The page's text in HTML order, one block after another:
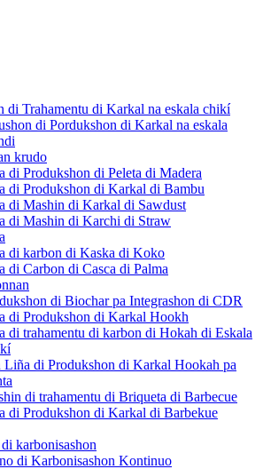
di Trahamentu di Karkal na eskala chikí
di Pordukshon di Karkal na eskala
krudo
di Produkshon di Peleta di Madera
di Produkshon di Karkal di Bambu
di Mashin di Karkal di Sawdust
di Mashin di Karchi di Straw
di karbon di Kaska di Koko
di Carbon di Casca di Palma
di Biochar pa Integrashon di CDR
di Produkshon di Karkal Hookh
di trahamentu di karbon di Hokah di Eskala
Liña di Produkshon di Karkal Hookah pa
di trahamentu di Briqueta di Barbecue
di Produkshon di Karkal di Barbekue
karbonisashon
di Karbonisashon Kontinuo